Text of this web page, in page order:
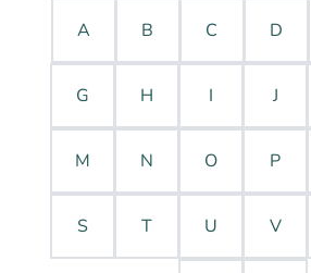
A B C D
G H I J
M N O P
S T U V